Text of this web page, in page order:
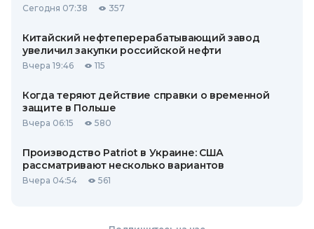
Сегодня 07:38 357
Китайский нефтеперерабатывающий завод
увеличил закупки российской нефти
Вчера 19:46 115
Когда теряют действие справки о временной
защите в Польше
Вчера 06:15 580
Производство Patriot в Украине: США
рассматривают несколько вариантов
Вчера 04:54 561